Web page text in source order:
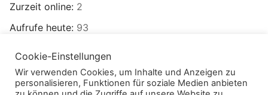
Zurzeit online: 2
Aufrufe heute: 93
Aufrufe gesamt:273.116
Besucher gesamt:99.981
Cookie-Einstellungen
Wir verwenden Cookies, um Inhalte und Anzeigen zu
personalisieren, Funktionen für soziale Medien anbieten